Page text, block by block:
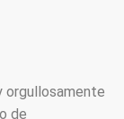
orgullosamente
de